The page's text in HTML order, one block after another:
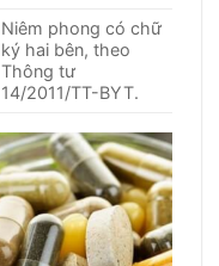
Niêm phong có chữ
ký hai bên, theo
Thông tư
14/2011/TT-BYT.